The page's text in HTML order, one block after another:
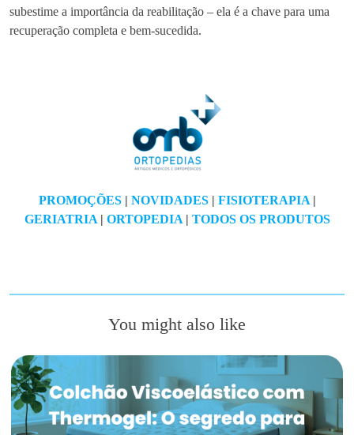
subestime a importância da reabilitação – ela é a chave para uma
recuperação completa e bem-sucedida.
PROMOÇÕES| NOVIDADES| FISIOTERAPIA|
GERIATRIA| ORTOPEDIA| TODOS OS PRODUTOS
You might also like